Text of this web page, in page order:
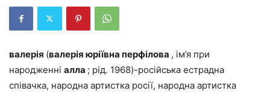
валерія (валерія юріївна перфілова , ім’я при
народженні алла ; рід. 1968)-російська естрадна
співачка, народна артистка росії, народна артистка